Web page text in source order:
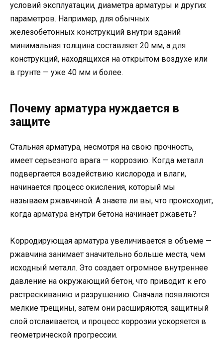
условий эксплуатации, диаметра арматуры и других
параметров. Например, для обычных
железобетонных конструкций внутри зданий
минимальная толщина составляет 20 мм, а для
конструкций, находящихся на открытом воздухе или
в грунте — уже 40 мм и более.
Почему арматура нуждается в
защите
Стальная арматура, несмотря на свою прочность,
имеет серьезного врага — коррозию. Когда металл
подвергается воздействию кислорода и влаги,
начинается процесс окисления, который мы
называем ржавчиной. А знаете ли вы, что происходит,
когда арматура внутри бетона начинает ржаветь?
Корродирующая арматура увеличивается в объеме —
ржавчина занимает значительно больше места, чем
исходный металл. Это создает огромное внутреннее
давление на окружающий бетон, что приводит к его
растрескиванию и разрушению. Сначала появляются
мелкие трещины, затем они расширяются, защитный
слой отслаивается, и процесс коррозии ускоряется в
геометрической прогрессии.